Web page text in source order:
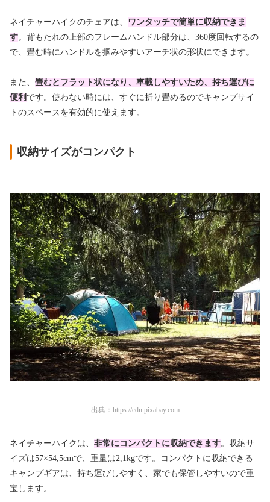
ネイチャーハイクのチェアは、
ワンタッチで簡単に収納できま
す。背もたれの上部のフレームハンドル部分は、360度回転するの
で、畳む時にハンドルを掴みやすいアーチ状の形状にできます。
また、 畳むとフラット状になり、車載しやすいため、持ち運びに
便利 です。使わない時には、すぐに折り畳めるのでキャンプサイ
トのスペースを有効的に使えます。
収納サイズがコンパクト
出典： https://cdn.pixabay.com
ネイチャーハイクは、 非常にコンパクトに収納できます。収納サ
イズは57×54,5cmで、重量は2,1kgです。コンパクトに収納できる
キャンプギアは、持ち運びしやすく、家でも保管しやすいので重
宝します。